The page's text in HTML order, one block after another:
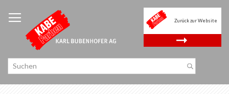
Inhalt
springen
Zurück zur Website
.